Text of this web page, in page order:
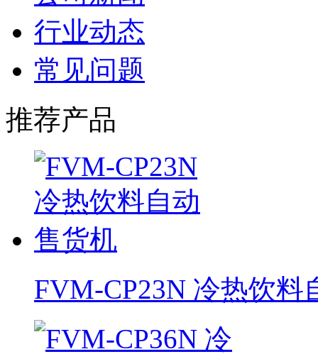
行业动态
常见问题
推荐产品
FVM-CP23N 冷热饮料